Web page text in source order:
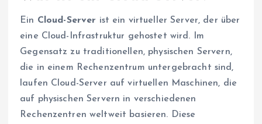
Ein Cloud-Server ist ein virtueller Server, der über
eine Cloud-Infrastruktur gehostet wird. Im
Gegensatz zu traditionellen, physischen Servern,
die in einem Rechenzentrum untergebracht sind,
laufen Cloud-Server auf virtuellen Maschinen, die
auf physischen Servern in verschiedenen
Rechenzentren weltweit basieren. Diese